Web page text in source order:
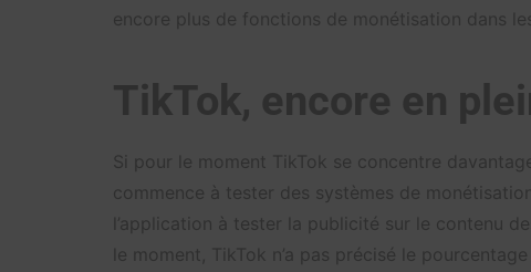
encore plus de fonctions de monétisation dans les
TikTok, encore en
Si pour le moment TikTok se concentre
commence à tester des systèmes de
l’application à tester la publicité sur le contenu
le moment, TikTok n’a pas précisé le